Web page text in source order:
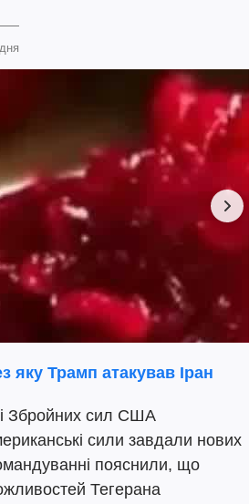
яку Трамп атакував Іран
Збройних сил США
сили завдали нових
пояснили, що
Тегерана